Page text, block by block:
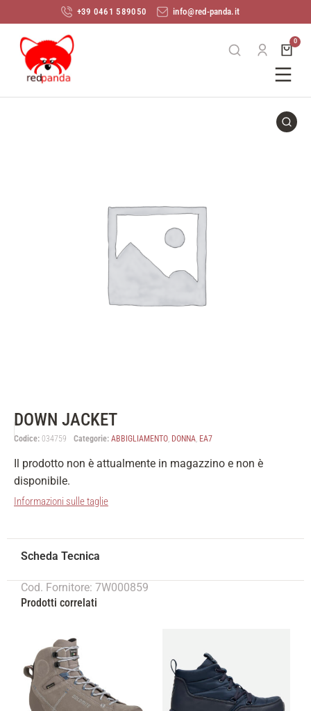
+39 0461 589050 info@red-panda.it
DOWN JACKET
Codice: 034759 Categorie: ABBIGLIAMENTO, DONNA, EA7
Il prodotto non è attualmente in magazzino e non è
disponibile.
Informazioni sulle taglie
Cod. Fornitore: 7W000859
Prodotti correlati